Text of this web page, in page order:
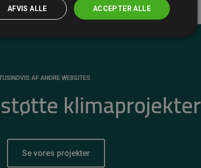
AF ANDRE WEBSITES
klimaprojekter
Se vores projekter
ACCEPTER ALLE
AFVIS ALLE